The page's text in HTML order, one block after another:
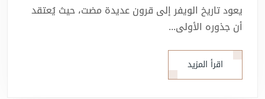
يعود تاريخ الويفر إلى قرون عديدة مضت، حيث يُعتقد
أن جذوره الأولى...
اقرأ المزيد